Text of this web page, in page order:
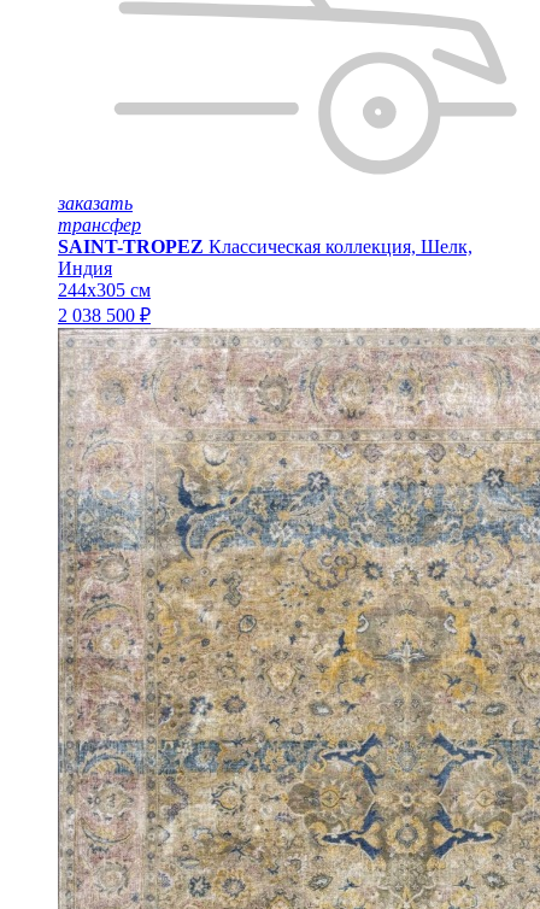
заказать
трансфер
SAINT-TROPEZ Классическая коллекция, Шелк,
Индия
244x305 см
2 038 500 ₽